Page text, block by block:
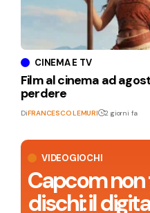
VIDEOGIOCHI
Capcom non
dischi: il
CINEMA E TV
Film al cinema ad
perdere
DiFRANCESCO LEMURI 2 giorni fa